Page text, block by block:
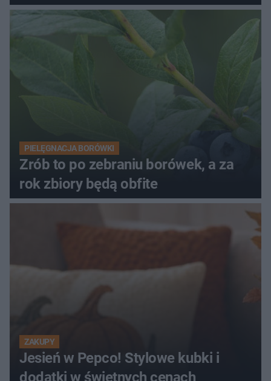
PIELĘGNACJA BORÓWKI
Zrób to po zebraniu borówek, a za
rok zbiory będą obfite
ZAKUPY
Jesień w Pepco! Stylowe kubki i
dodatki w świetnych cenach